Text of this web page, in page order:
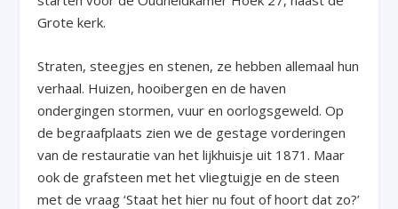
Grote kerk.
Straten, steegjes en stenen, ze hebben allemaal hun
verhaal. Huizen, hooibergen en de haven
ondergingen stormen, vuur en oorlogsgeweld. Op
de begraafplaats zien we de gestage vorderingen
van de restauratie van het lijkhuisje uit 1871. Maar
ook de grafsteen met het vliegtuigje en de steen
met de vraag ‘Staat het hier nu fout of hoort dat zo?’